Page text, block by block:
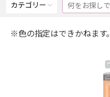
カテゴリー
※色の指定はできかねます。